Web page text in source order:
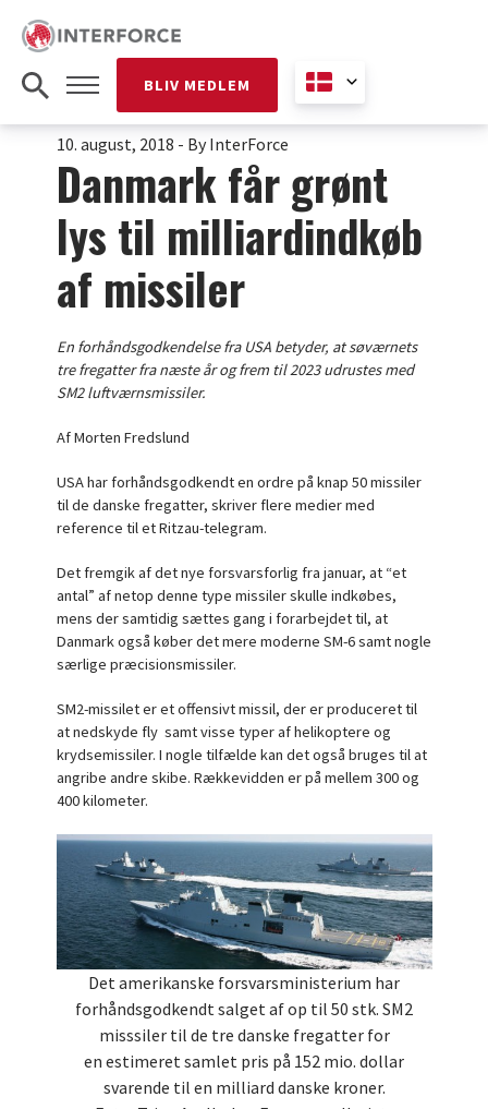
BLIV MEDLEM
10. august, 2018 - By InterForce
Danmark får grønt
lys til milliardindkøb
af missiler
En forhåndsgodkendelse fra USA betyder, at søværnets
tre fregatter fra næste år og frem til 2023 udrustes med
SM2 luftværnsmissiler.
Af Morten Fredslund
USA har forhåndsgodkendt en ordre på knap 50 missiler
til de danske fregatter, skriver flere medier med
reference til et Ritzau-telegram.
Det fremgik af det nye forsvarsforlig fra januar, at “et
antal” af netop denne type missiler skulle indkøbes,
mens der samtidig sættes gang i forarbejdet til, at
Danmark også køber det mere moderne SM-6 samt nogle
særlige præcisionsmissiler.
SM2-missilet er et offensivt missil, der er produceret til
at nedskyde fly samt visse typer af helikoptere og
krydsemissiler. I nogle tilfælde kan det også bruges til at
angribe andre skibe. Rækkevidden er på mellem 300 og
400 kilometer.
Det amerikanske forsvarsministerium har
forhåndsgodkendt salget af op til 50 stk. SM2
misssiler til de tre danske fregatter for
en estimeret samlet pris på 152 mio. dollar
svarende til en milliard danske kroner.